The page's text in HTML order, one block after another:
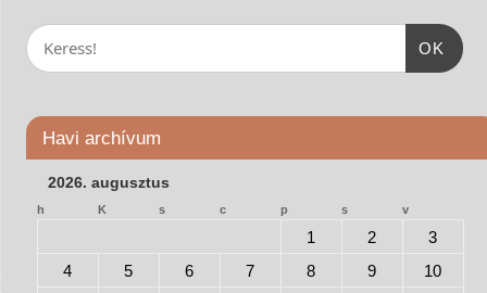
OK
Havi archívum
2026. augusztus
h K s c p s v
1 2
3
4
5 6 7 8 9
10